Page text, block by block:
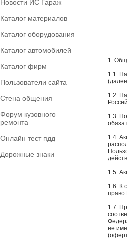
Новости ИС Гараж
Каталог материалов
Каталог оборудования
Каталог автомобилей
Каталог фирм
Пользователи сайта
Стена общения
Форум кузовного
ремонта
Онлайн тест пдд
Дорожные знаки
1.
1.1.
1.2.
1.3.
1.4.
1.5.
1.6. К
право
1.7.
не